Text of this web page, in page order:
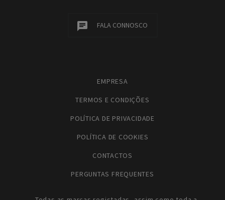
FALA CONNOSCO
EMPRESA
TERMOS E CONDIÇÕES
POLÍTICA DE PRIVACIDADE
POLÍTICA DE COOKIES
CONTACTOS
PERGUNTAS FREQUENTES